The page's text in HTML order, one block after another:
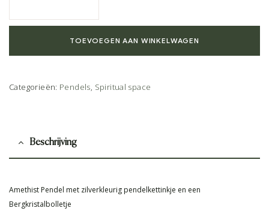
TOEVOEGEN AAN WINKELWAGEN
Categorieën: Pendels, Spiritual space
Beschrijving
Amethist Pendel met zilverkleurig pendelkettinkje en een
Bergkristalbolletje